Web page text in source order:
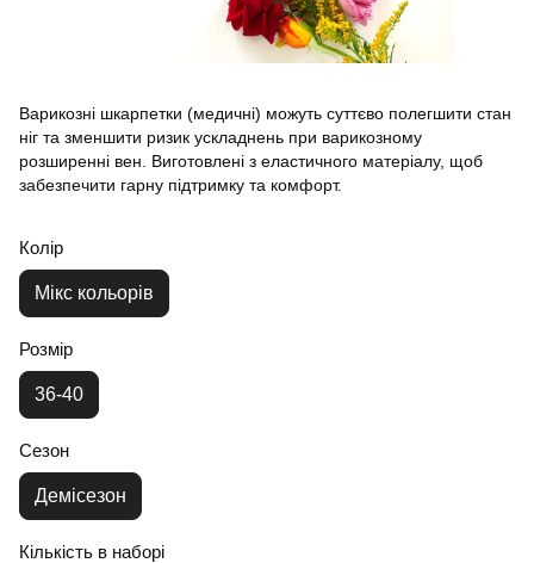
Варикозні шкарпетки (медичні) можуть суттєво полегшити стан
ніг та зменшити ризик ускладнень при варикозному
розширенні вен. Виготовлені з еластичного матеріалу, щоб
забезпечити гарну підтримку та комфорт.
Колір
Мікс кольорів
Розмір
36-40
Сезон
Демісезон
Кількість в наборі